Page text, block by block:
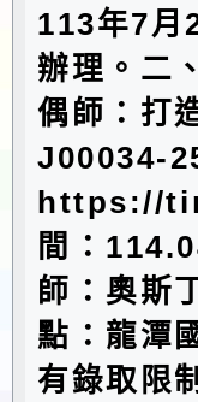
113年7月
辦理。二
偶師：打
J00034-
https://
間：
師：奧斯
點：龍潭
有錄取限